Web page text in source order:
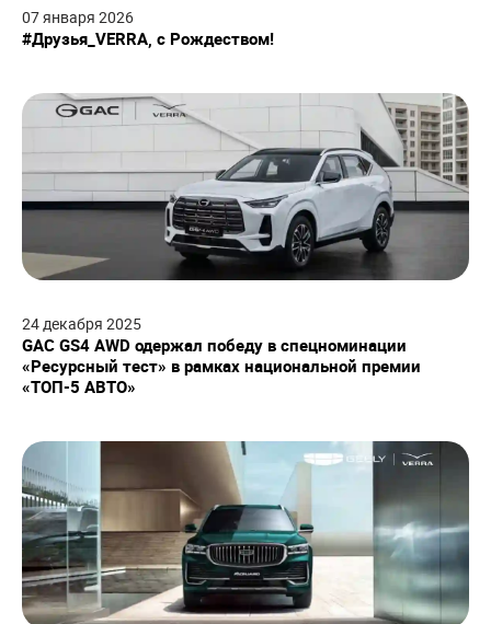
07января 2026
#Друзья_VERRA, с Рождеством!
24декабря 2025
GAC GS4 AWD одержал победу в спецноминации
«Ресурсный тест» в рамках национальной премии
«ТОП-5 АВТО»